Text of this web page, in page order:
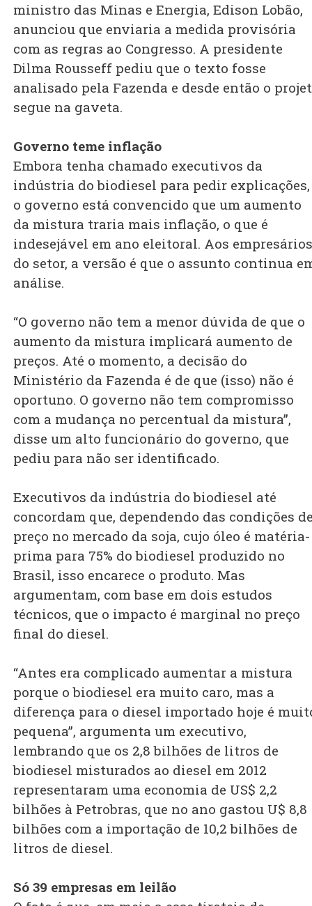
ministro das Minas e Energia, Edison Lobão,
anunciou que enviaria a medida provisória
com as regras ao Congresso. A presidente
Dilma Rousseff pediu que o texto fosse
analisado pela Fazenda e desde então o
segue na gaveta.
Governo teme inflação
Embora tenha chamado executivos da
indústria do biodiesel para pedir explicações,
o governo está convencido que um aumento
da mistura traria mais inflação, o que é
indesejável em ano eleitoral. Aos empresários
do setor, a versão é que o assunto continua
análise.
“O governo não tem a menor dúvida de que o
aumento da mistura implicará aumento de
preços. Até o momento, a decisão do
Ministério da Fazenda é de que (isso) não é
oportuno. O governo não tem compromisso
com a mudança no percentual da mistura”,
disse um alto funcionário do governo, que
pediu para não ser identificado.
Executivos da indústria do biodiesel até
concordam que, dependendo das condições
preço no mercado da soja, cujo óleo é matéria-
prima para 75% do biodiesel produzido no
Brasil, isso encarece o produto. Mas
argumentam, com base em dois estudos
técnicos, que o impacto é marginal no preço
final do diesel.
“Antes era complicado aumentar a mistura
porque o biodiesel era muito caro, mas a
diferença para o diesel importado hoje é
pequena”, argumenta um executivo,
lembrando que os 2,8 bilhões de litros de
biodiesel misturados ao diesel em 2012
representaram uma economia de US$ 2,2
bilhões à Petrobras, que no ano gastou U$ 8,8
bilhões com a importação de 10,2 bilhões de
litros de diesel.
Só 39 empresas em leilão